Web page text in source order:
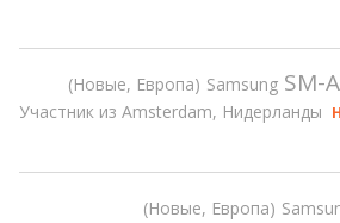
Новые, Европа Samsung SM-
Участник из Amsterdam, Нидерланды
Новые, Европа